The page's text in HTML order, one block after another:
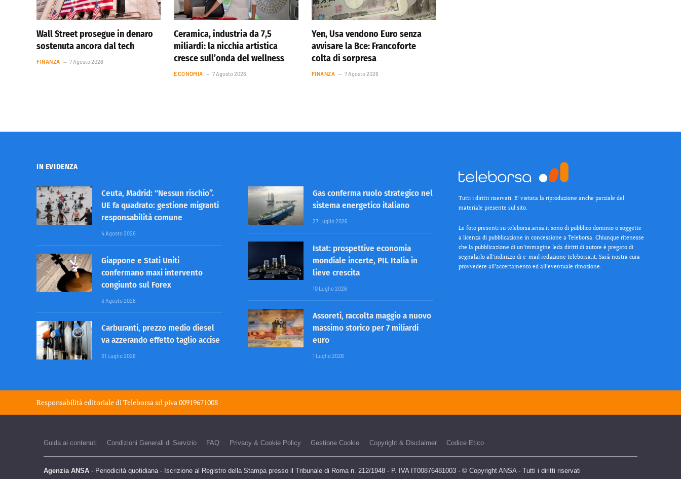
Wall Street prosegue in denaro
sostenuta ancora dal tech
FINANZA 7 Agosto 2026
Ceramica, industria da 7,5
miliardi: la nicchia artistica
cresce sull’onda del wellness
ECONOMIA 7 Agosto 2026
Yen, Usa vendono Euro senza
avvisare la Bce: Francoforte
colta di sorpresa
FINANZA 7 Agosto 2026
IN EVIDENZA
Ceuta, Madrid: “Nessun rischio”.
UE fa quadrato: gestione migranti
responsabilità comune
4 Agosto 2026
Giappone e Stati Uniti
confermano maxi intervento
congiunto sul Forex
3 Agosto 2026
Carburanti, prezzo medio diesel
va azzerando effetto taglio accise
31 Luglio 2026
Gas conferma ruolo strategico nel
sistema energetico italiano
27 Luglio 2026
Istat: prospettive economia
mondiale incerte, PIL Italia in
lieve crescita
10 Luglio 2026
Assoreti, raccolta maggio a nuovo
massimo storico per 7 miliardi
euro
1 Luglio 2026
Tutti i diritti riservati. E’ vietata la riproduzione anche parziale del
materiale presente sul sito.
Le foto presenti su teleborsa.ansa.it sono di pubblico dominio o soggette
a licenza di pubblicazione in concessione a Teleborsa. Chiunque ritenesse
che la pubblicazione di un’immagine leda diritti di autore è pregato di
segnalarlo all’indirizzo di e-mail redazione teleborsa.it. Sarà nostra cura
provvedere all’accertamento ed all’eventuale rimozione.
Responsabilità editoriale diTeleborsa srlpiva 00919671008
Guida ai contenuti Condizioni Generali di Servizio FAQ Privacy & Cookie Policy Gestione Cookie Copyright & Disclaimer Codice Etico
Agenzia ANSA - Periodicità quotidiana - Iscrizione al Registro della Stampa presso il Tribunale di Roma n. 212/1948 - P. IVA IT00876481003 - © Copyright ANSA - Tutti i diritti riservati